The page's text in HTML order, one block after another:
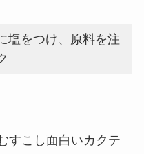
塩をつけ、原料を注
すこし面白いカクテ